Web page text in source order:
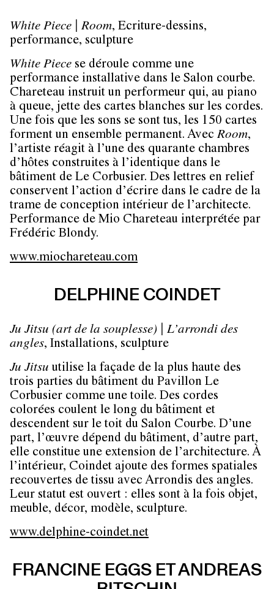
White Piece | Room, Ecriture-dessins,
performance, sculpture
White Piece se déroule comme une
performance installative dans le Salon courbe.
Chareteau instruit un performeur qui, au piano
à queue, jette des cartes blanches sur les cordes.
Une fois que les sons se sont tus, les 150 cartes
forment un ensemble permanent. AvecRoom,
l’artiste réagit à l’une des quarante chambres
d’hôtes construites à l’identique dans le
bâtiment de Le Corbusier. Des lettres en relief
conservent l’action d’écrire dans le cadre de la
trame de conception intérieur de l’architecte.
Performance de Mio Chareteau interprétée par
Frédéric Blondy.
www.miochareteau.com
DELPHINE COINDET
Ju Jitsu (art de la souplesse) | L’arrondi des
angles, Installations, sculpture
Ju Jitsu utilise la façade de la plus haute des
trois parties du bâtiment du Pavillon Le
Corbusier comme une toile. Des cordes
colorées coulent le long du bâtiment et
descendent sur le toit du Salon Courbe. D’une
part, l’œuvre dépend du bâtiment, d’autre part,
elle constitue une extension de l’architecture. À
l’intérieur, Coindet ajoute des formes spatiales
recouvertes de tissu avec Arrondis des angles.
Leur statut est ouvert : elles sont à la fois objet,
meuble, décor, modèle, sculpture.
www.delphine-coindet.net
FRANCINE EGGS ET ANDREAS